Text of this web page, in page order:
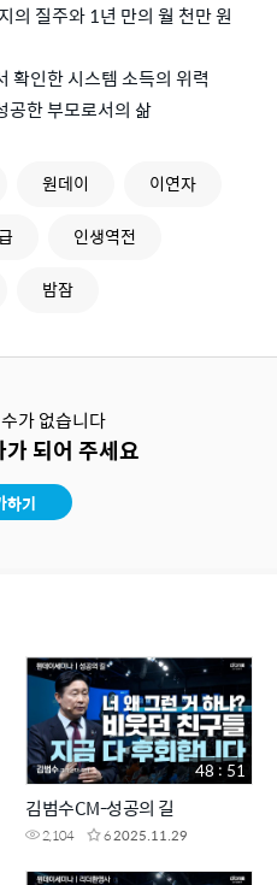
질주와 1년 만의 월 천만 원
확인한 시스템 소득의 위력
한 부모로서의 삶
원데이
이연자
인생역전
밤잠
가 없습니다
되어 주세요
하기
김범수CM-성공의 길
2,104 62025.11.29
48 : 51